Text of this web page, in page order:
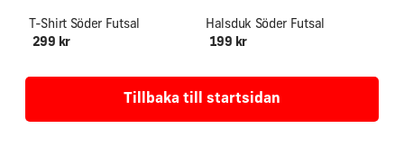
T-Shirt Söder Futsal
299 kr
Halsduk Söder Futsal
199 kr
Tillbaka till startsidan